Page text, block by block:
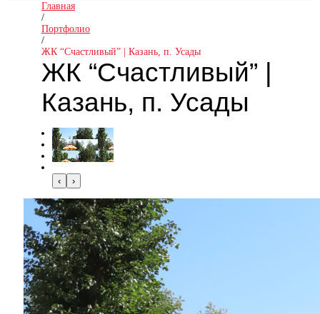
Главная
/
Портфолио
/
ЖК “Счастливый” | Казань, п. Усады
ЖК “Счастливый” |
Казань, п. Усады
‹ ›